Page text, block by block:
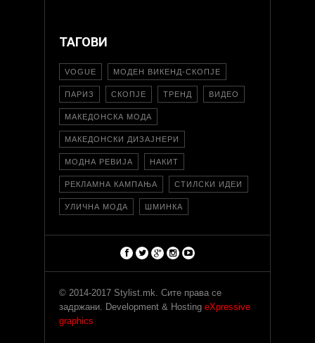
ТАГОВИ
VOGUE МОДЕН ВИКЕНД-СКОПЈЕ
ПАРИЗ СКОПЈЕ ТРЕНД ВИДЕО
МАКЕДОНСКА МОДА
МАКЕДОНСКИ ДИЗАЈНЕРИ
МОДНА РЕВИЈА НАКИТ
РЕКЛАМНА КАМПАЊА СТИЛСКИ ИДЕИ
УЛИЧНА МОДА ШМИНКА
© 2014-2017 Stylist.mk. Сите права се
задржани. Development & Hosting eXpressive
graphics